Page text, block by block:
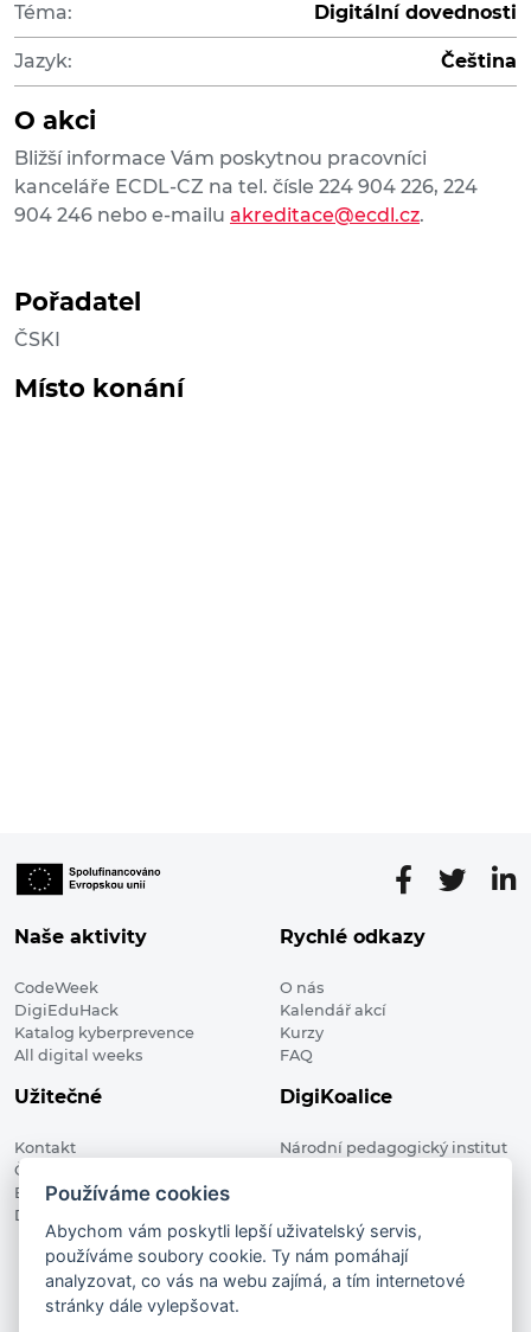
Téma: Digitální dovednosti
Jazyk: Čeština
O akci
Bližší informace Vám poskytnou pracovníci
kanceláře ECDL-CZ na tel. čísle 224 904 226, 224
904 246 nebo e-mailu akreditace@ecdl.cz.
Pořadatel
ČSKI
Místo konání
Naše aktivity
CodeWeek
DigiEduHack
Katalog kyberprevence
All digital weeks
Rychlé odkazy
O nás
Kalendář akcí
Kurzy
FAQ
Užitečné
Kontakt
Členské organizace
Blog
Digitalizace ve vzdělávání
DigiKoalice
Národní pedagogický institut
DigiKoalice 2021. All rights reserved
Vstup do administrace
Používáme cookies
Abychom vám poskytli lepší uživatelský servis,
používáme soubory cookie. Ty nám pomáhají
analyzovat, co vás na webu zajímá, a tím internetové
stránky dále vylepšovat.